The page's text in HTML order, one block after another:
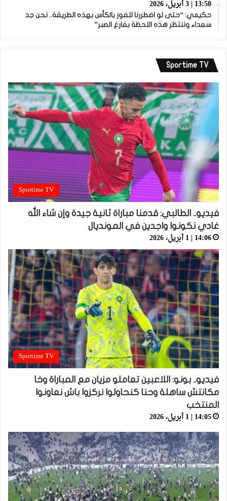
13:50 | 3 أبريل، 2026
حكيمي: “حتى لو اضطررنا للفوز بالكأس بهذه الطريقة.. نحن جد
سعداء وننتظر هذه اللحظة بفارغ الصبر”
Sportime TV
Sportime TV
فيديو.. الطالبي: قدمنا مباراة ثانية جيدة وإن شاء الله
غادي نكونوا واجدين في المونديال
14:06 | 1 أبريل، 2026
Sportime TV
فيديو.. بونو: اللاعبين تعاملو مزيان مع المباراة وخا
مكانتش ساهلة وحنا كنحاولوا نركزوا باش نعاونوا
المنتخب
14:05 | 1 أبريل، 2026